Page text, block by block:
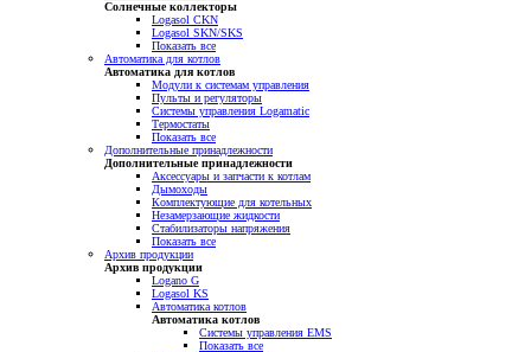
Солнечные коллекторы
Logasol CKN
Logasol SKN/SKS
Показать все
Автоматика для котлов
Автоматика для котлов
Модули к системам управления
Пульты и регуляторы
Системы управления Logamatic
Термостаты
Показать все
Дополнительные принадлежности
Дополнительные принадлежности
Аксессуары и запчасти к котлам
Дымоходы
Комплектующие для котельных
Незамерзающие жидкости
Стабилизаторы напряжения
Показать все
Архив продукции
Архив продукции
Logano G
Logasol KS
Автоматика котлов
Автоматика котлов
Системы управления EMS
Показать все